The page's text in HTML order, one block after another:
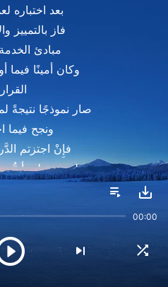
بعد اختباره
فاز بالتمييز
مبادئ
وكان أمينًا فيما
القرار
صار نموذجًا نتيجةً
ونجح فيما
فإِنْ اجتزتم
لن يستطيع أيُّ
بقداسة
كان
00:00